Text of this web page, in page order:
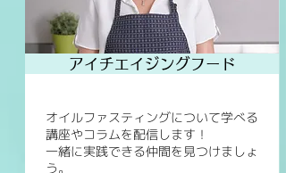
アイチエイジングフード
オイルファスティングについて学べる
講座やコラムを配信します！
​一緒に実践できる仲間を見つけましょ
う。